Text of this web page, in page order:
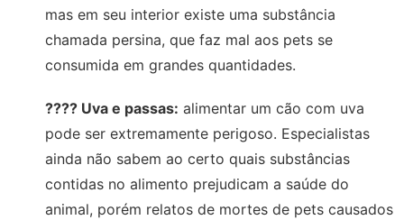
mas em seu interior existe uma substância
chamada persina, que faz mal aos pets se
consumida em grandes quantidades.
???? Uva e passas: alimentar um cão com uva
pode ser extremamente perigoso. Especialistas
ainda não sabem ao certo quais substâncias
contidas no alimento prejudicam a saúde do
animal, porém relatos de mortes de pets causados